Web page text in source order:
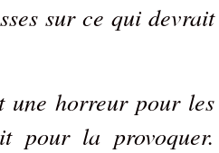
sur ce qui devrait
une horreur pour les
pour la provoquer.